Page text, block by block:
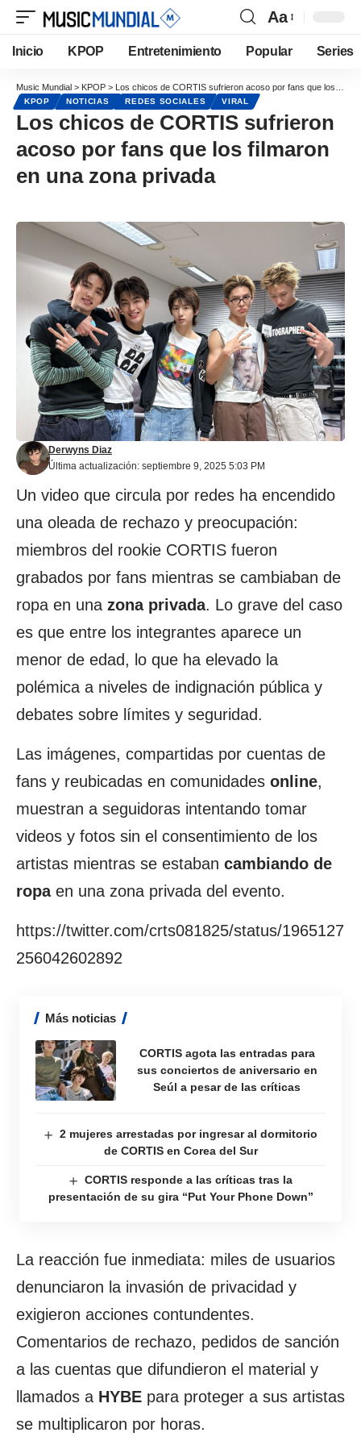
Aa
Inicio KPOP Entretenimiento Popular Series
Music Mundial > KPOP > Los chicos de CORTIS sufrieron acoso por fans que los filmaron en una zona privada
KPOP NOTICIAS REDES SOCIALES VIRAL
Los chicos de CORTIS sufrieron
acoso por fans que los filmaron
en una zona privada
Última actualización: septiembre 9, 2025 5:03 PM
Derwyns Diaz
Un video que circula por redes ha encendido
una oleada de rechazo y preocupación:
miembros del rookie CORTIS fueron
grabados por fans mientras se cambiaban de
ropa en una zona privada. Lo grave del caso
es que entre los integrantes aparece un
menor de edad, lo que ha elevado la
polémica a niveles de indignación pública y
debates sobre límites y seguridad.
Las imágenes, compartidas por cuentas de
fans y reubicadas en comunidades online,
muestran a seguidoras intentando tomar
videos y fotos sin el consentimiento de los
artistas mientras se estaban cambiando de
ropaen una zona privada del evento.
https://twitter.com/crts081825/status/1965127
256042602892
Más noticias
CORTIS agota las entradas para
sus conciertos de aniversario en
Seúl a pesar de las críticas
2 mujeres arrestadas por ingresar al dormitorio
de CORTIS en Corea del Sur
CORTIS responde a las críticas tras la
presentación de su gira “Put Your Phone Down”
La reacción fue inmediata: miles de usuarios
denunciaron la invasión de privacidad y
exigieron acciones contundentes.
Comentarios de rechazo, pedidos de sanción
a las cuentas que difundieron el material y
llamados a HYBE para proteger a sus artistas
se multiplicaron por horas.